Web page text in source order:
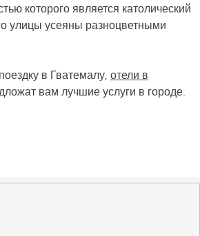
которого является католический
улицы усеяны разноцветными
в Гватемалу, отели в
вам лучшие услуги в городе.